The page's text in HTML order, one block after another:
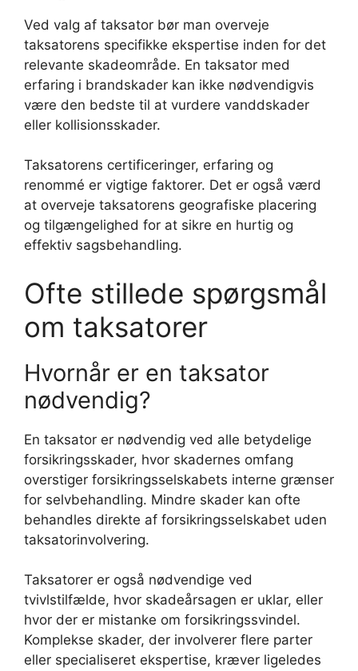
Ved valg af taksator bør man overveje
taksatorens specifikke ekspertise inden for det
relevante skadeområde. En taksator med
erfaring i brandskader kan ikke nødvendigvis
være den bedste til at vurdere vanddskader
eller kollisionsskader.
Taksatorens certificeringer, erfaring og
renommé er vigtige faktorer. Det er også værd
at overveje taksatorens geografiske placering
og tilgængelighed for at sikre en hurtig og
effektiv sagsbehandling.
Ofte stillede spørgsmål
om taksatorer
Hvornår er en taksator
nødvendig?
En taksator er nødvendig ved alle betydelige
forsikringsskader, hvor skadernes omfang
overstiger forsikringsselskabets interne grænser
for selvbehandling. Mindre skader kan ofte
behandles direkte af forsikringsselskabet uden
taksatorinvolvering.
Taksatorer er også nødvendige ved
tvivlstilfælde, hvor skadeårsagen er uklar, eller
hvor der er mistanke om forsikringssvindel.
Komplekse skader, der involverer flere parter
eller specialiseret ekspertise, kræver ligeledes